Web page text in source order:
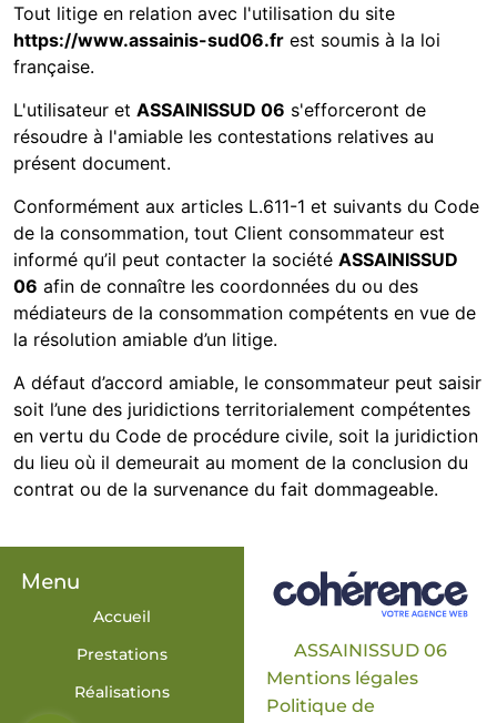
Tout litige en relation avec l'utilisation du site
https://www.assainis-sud06.fr est soumis à la loi
française.
L'utilisateur et ASSAINISSUD 06 s'efforceront de
résoudre à l'amiable les contestations relatives au
présent document.
Conformément aux articles L.611-1 et suivants du Code
de la consommation, tout Client consommateur est
informé qu’il peut contacter la société ASSAINISSUD
06 afin de connaître les coordonnées du ou des
médiateurs de la consommation compétents en vue de
la résolution amiable d’un litige.
A défaut d’accord amiable, le consommateur peut saisir
soit l’une des juridictions territorialement compétentes
en vertu du Code de procédure civile, soit la juridiction
du lieu où il demeurait au moment de la conclusion du
contrat ou de la survenance du fait dommageable.
Menu
Accueil
Prestations
Réalisations
ASSAINISSUD 06
Mentions légales
Politique de